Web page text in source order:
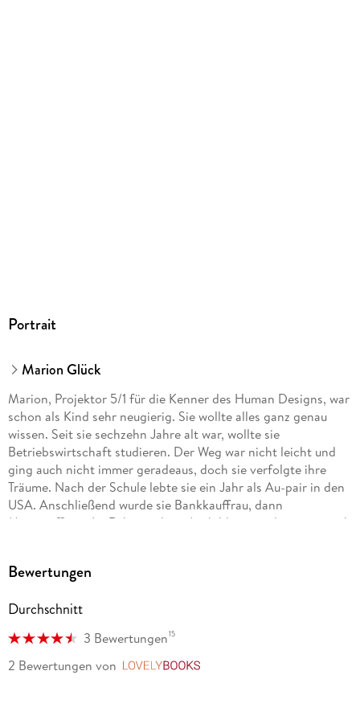
Portrait
Marion Glück
Marion, Projektor 5/1 für die Kenner des Human Designs, war
schon als Kind sehr neugierig. Sie wollte alles ganz genau
wissen. Seit sie sechzehn Jahre alt war, wollte sie
Betriebswirtschaft studieren. Der Weg war nicht leicht und
ging auch nicht immer geradeaus, doch sie verfolgte ihre
Träume. Nach der Schule lebte sie ein Jahr als Au-pair in den
USA. Anschließend wurde sie Bankkauffrau, dann
Marineoffizier. Im Rahmen ihrer Ausbildung studierte sie auch
ihr erstes Buch Das Leben ist BUND Die lange Depression .
Ausbildungen im Bereich der Persönlichkeitsentwicklung für
ein gesundes, glückliches und erfolgreiches Leben.
Währenddessen sammelte sie zunächst als Training
Managerin in einem DAX-30-Konzern und als
Bewertungen
Durchschnitt
3 Bewertungen15
2 Bewertungen von